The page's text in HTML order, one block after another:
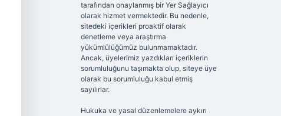
tarafından onaylanmış bir Yer Sağlayıcı
olarak hizmet vermektedir. Bu nedenle,
sitedeki içerikleri proaktif olarak
denetleme veya araştırma
yükümlülüğümüz bulunmamaktadır.
Ancak, üyelerimiz yazdıkları içeriklerin
sorumluluğunu taşımakta olup, siteye üye
olarak bu sorumluluğu kabul etmiş
sayılırlar.
Hukuka ve yasal düzenlemelere aykırı